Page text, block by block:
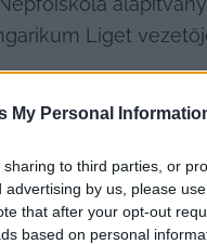
My Personal
to third parties, or
by us, please
that after your opt-out
based on personal
Liget